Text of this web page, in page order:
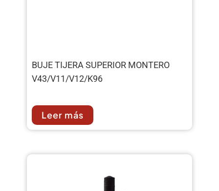
BUJE TIJERA SUPERIOR MONTERO
V43/V11/V12/K96
Leer más